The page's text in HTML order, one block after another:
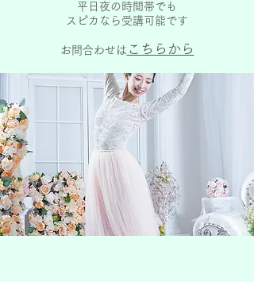
平日夜の時間帯でも
スピカなら受講可能です
お問合わせは こちらから